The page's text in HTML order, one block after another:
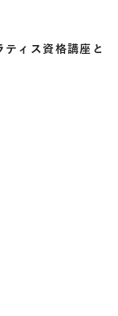
ィス資格講座と